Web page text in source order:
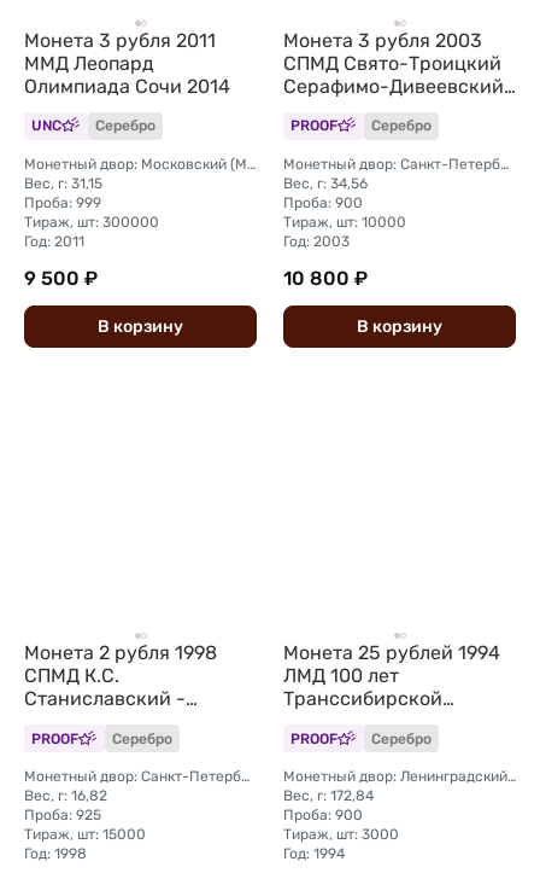
Монета 3 рубля 2011
ММД Леопард
Олимпиада Сочи 2014
UNC Серебро
Монетный двор: Московский (ММД)
Вес, г: 31,15
Проба: 999
Тираж, шт: 300000
Год: 2011
9 500 ₽
В корзину
Монета 3 рубля 2003
СПМД Свято-Троицкий
Серафимо-Дивеевский
монастырь
PROOF Серебро
Монетный двор: Санкт-Петербургский (СПМД)
Вес, г: 34,56
Проба: 900
Тираж, шт: 10000
Год: 2003
10 800 ₽
В корзину
Монета 2 рубля 1998
СПМД К.С.
Станиславский -
портрет, 135 лет со дня
рождения
PROOF Серебро
Монетный двор: Санкт-Петербургский (СПМД)
Вес, г: 16,82
Проба: 925
Тираж, шт: 15000
Год: 1998
Монета 25 рублей 1994
ЛМД 100 лет
Транссибирской
магистрали Укладка
PROOF Серебро
Монетный двор: Ленинградский (ЛМД)
Вес, г: 172,84
Проба: 900
Тираж, шт: 3000
Год: 1994